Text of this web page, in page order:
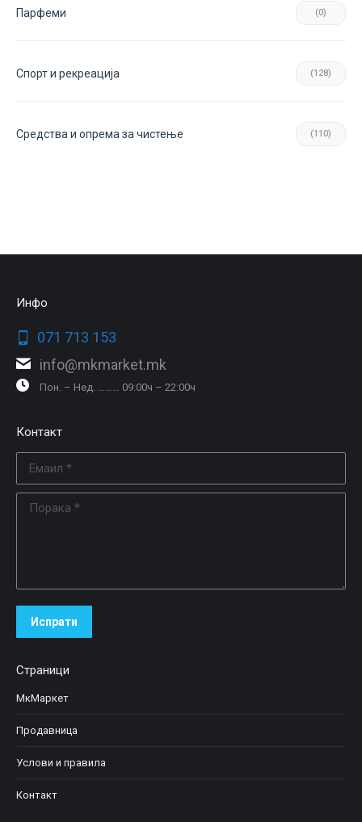
Парфеми (0)
Спорт и рекреација (128)
Средства и опрема за чистење (110)
Инфо
071 713 153
info@mkmarket.mk
Пон. – Нед. ……… 09:00ч – 22:00ч
Контакт
Порака *
Испрати
Страници
МкМаркет
Продавница
Услови и правила
Контакт